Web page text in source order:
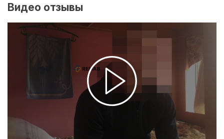
Видео отзывы